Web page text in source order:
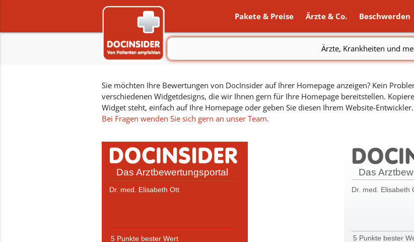
Pakete & Preise Ärzte & Co. Beschwerden
Ärzte, Krankheiten und
Sie möchten Ihre Bewertungen von DocInsider auf Ihrer Homepage anzeigen? Kein
verschiedenen Widgetdesigns, die wir Ihnen gern für Ihre Homepage bereitstellen.
Widget steht, einfach auf Ihre Homepage oder geben Sie diesen Ihrem Website-Entwickler.
Bei Fragen wenden Sie sich gern an unser Team.